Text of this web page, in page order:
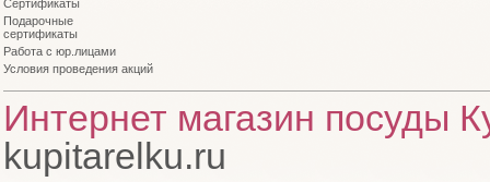
Сертификаты
Подарочные
сертификаты
Работа с юр.лицами
Условия проведения акций
Интернет магазин посуды
kupitarelku.ru